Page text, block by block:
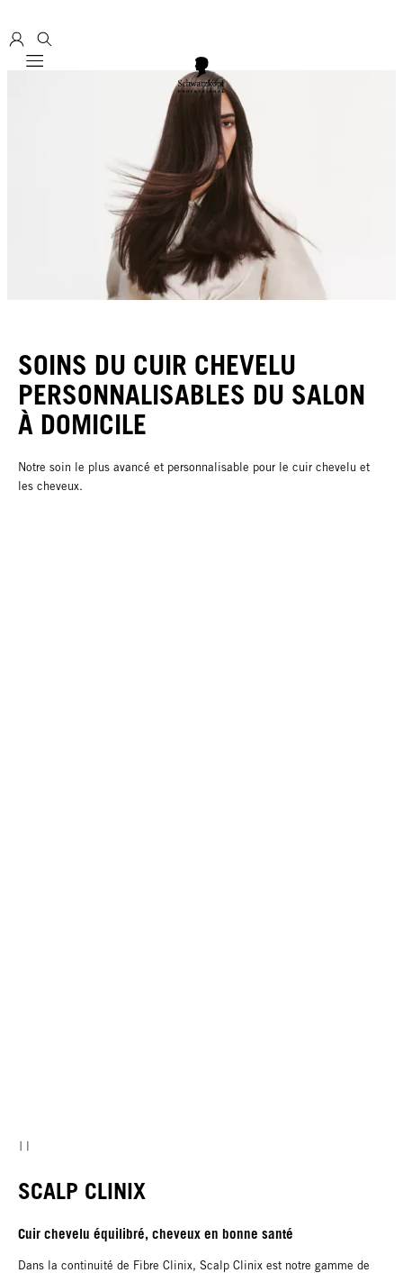
Mobile navigation
SOINS DU CUIR CHEVELU
PERSONNALISABLES DU SALON
À DOMICILE
Notre soin le plus avancé et personnalisable pour le cuir chevelu et
les cheveux.
SCALP CLINIX
Cuir chevelu équilibré, cheveux en bonne santé
Dans la continuité de Fibre Clinix, Scalp Clinix est notre gamme de